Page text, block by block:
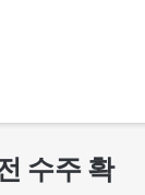
수주 확